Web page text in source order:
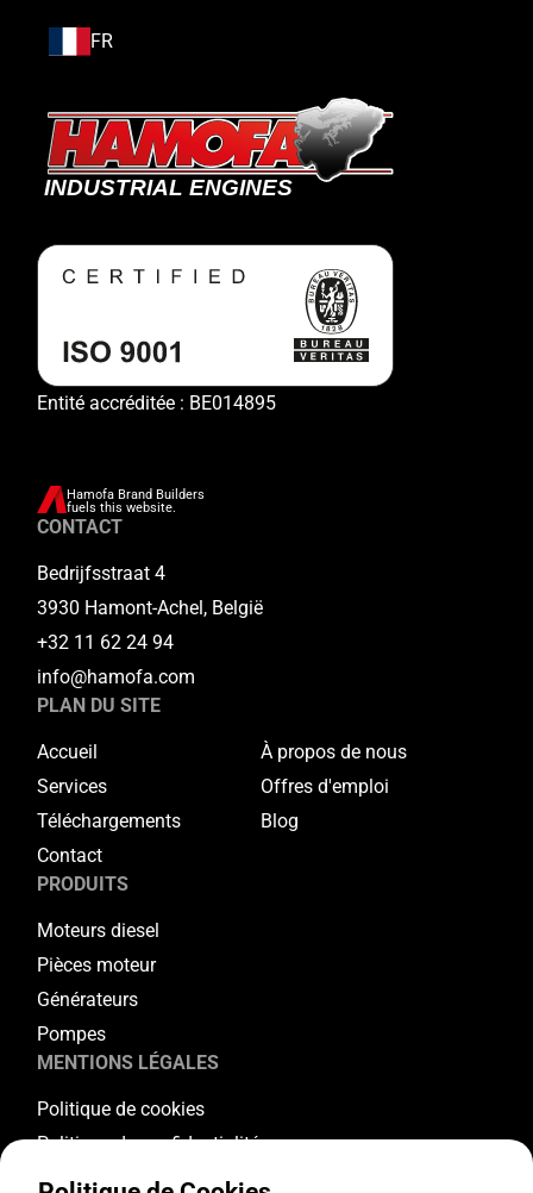
FR
Entité accréditée : BE014895
Hamofa Brand Builders
fuels this website.
CONTACT
Bedrijfsstraat 4
3930 Hamont-Achel, België
+32 11 62 24 94
info@hamofa.com
PLAN DU SITE
Accueil
À propos de nous
Services
Offres d'emploi
Téléchargements
Blog
Contact
PRODUITS
Moteurs diesel
Pièces moteur
Générateurs
Pompes
MENTIONS LÉGALES
Politique de cookies
Politique de confidentialité
Conditions générales